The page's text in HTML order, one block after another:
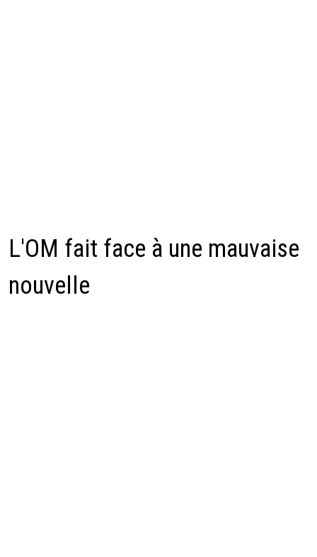
L'OM fait face à une mauvaise
nouvelle